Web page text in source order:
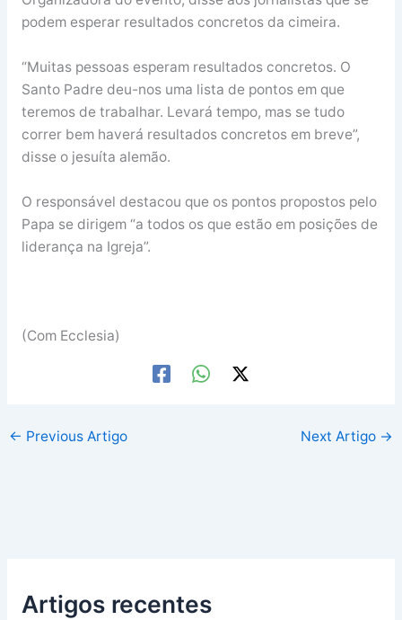
podem esperar resultados concretos da cimeira.
“Muitas pessoas esperam resultados concretos. O
Santo Padre deu-nos uma lista de pontos em que
teremos de trabalhar. Levará tempo, mas se tudo
correr bem haverá resultados concretos em breve”,
disse o jesuíta alemão.
O responsável destacou que os pontos propostos pelo
Papa se dirigem “a todos os que estão em posições de
liderança na Igreja”.
(Com Ecclesia)
← Previous Artigo Next Artigo →
Artigos recentes